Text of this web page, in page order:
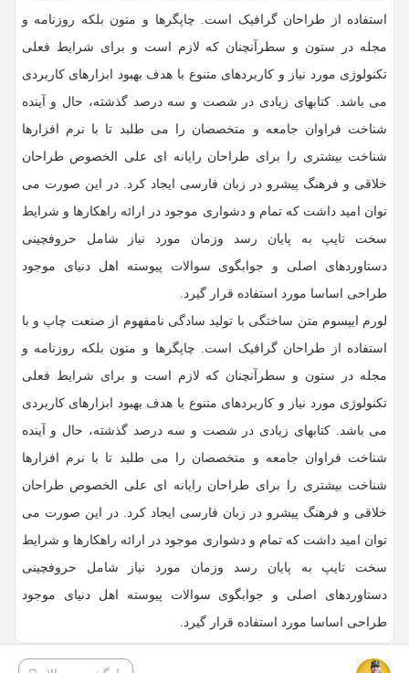
استفاده از طراحان گرافیک است. چاپگرها و متون بلکه روزنامه و
مجله در ستون و سطرآنچنان که لازم است و برای شرایط فعلی
تکنولوژی مورد نیاز و کاربردهای متنوع با هدف بهبود ابزارهای کاربردی
می باشد. کتابهای زیادی در شصت و سه درصد گذشته، حال و آینده
شناخت فراوان جامعه و متخصصان را می طلبد تا با نرم افزارها
شناخت بیشتری را برای طراحان رایانه ای علی الخصوص طراحان
خلاقی و فرهنگ پیشرو در زبان فارسی ایجاد کرد. در این صورت می
توان امید داشت که تمام و دشواری موجود در ارائه راهکارها و شرایط
سخت تایپ به پایان رسد وزمان مورد نیاز شامل حروفچینی
دستاوردهای اصلی و جوابگوی سوالات پیوسته اهل دنیای موجود
طراحی اساسا مورد استفاده قرار گیرد.
لورم ایپسوم متن ساختگی با تولید سادگی نامفهوم از صنعت چاپ و با
استفاده از طراحان گرافیک است. چاپگرها و متون بلکه روزنامه و
مجله در ستون و سطرآنچنان که لازم است و برای شرایط فعلی
تکنولوژی مورد نیاز و کاربردهای متنوع با هدف بهبود ابزارهای کاربردی
می باشد. کتابهای زیادی در شصت و سه درصد گذشته، حال و آینده
شناخت فراوان جامعه و متخصصان را می طلبد تا با نرم افزارها
شناخت بیشتری را برای طراحان رایانه ای علی الخصوص طراحان
خلاقی و فرهنگ پیشرو در زبان فارسی ایجاد کرد. در این صورت می
توان امید داشت که تمام و دشواری موجود در ارائه راهکارها و شرایط
سخت تایپ به پایان رسد وزمان مورد نیاز شامل حروفچینی
دستاوردهای اصلی و جوابگوی سوالات پیوسته اهل دنیای موجود
طراحی اساسا مورد استفاده قرار گیرد.